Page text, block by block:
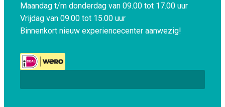
Maandag t/m donderdag van 09.00 tot 17.00 uur
Vrijdag van 09.00 tot 15.00 uur
Binnenkort nieuw experiencecenter aanwezig!